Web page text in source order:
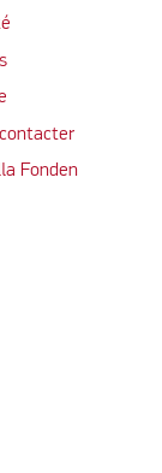
Fonden